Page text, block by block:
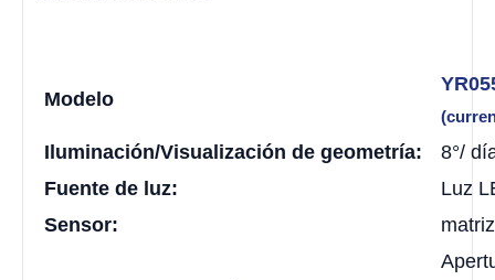
Modelo
Iluminación/Visualización de geometría:
8°/
Fuente de luz:
Luz
Sensor: